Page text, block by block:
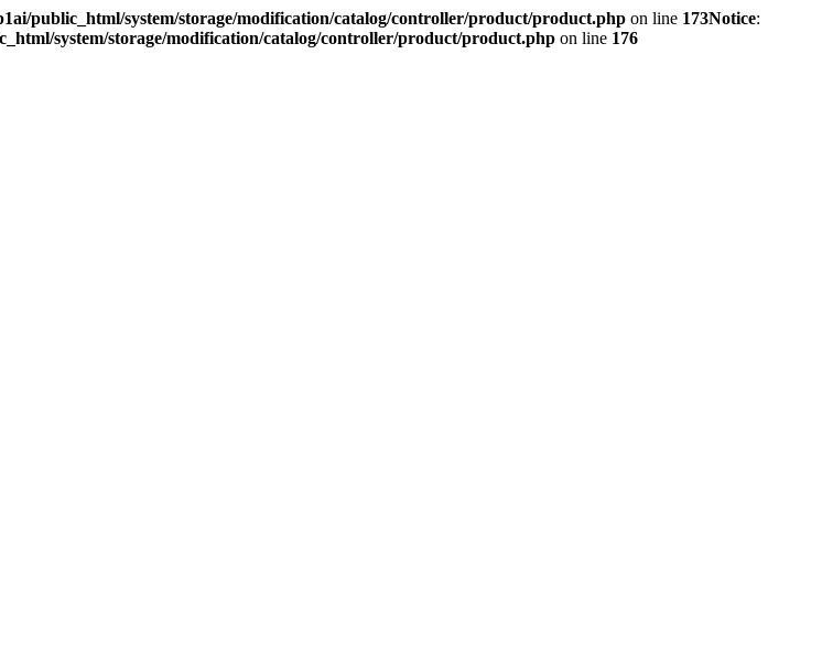
public_html/system/storage/modification/catalog/controller/product/product.php on line 173Notice:
system/storage/modification/catalog/controller/product/product.php on line 176